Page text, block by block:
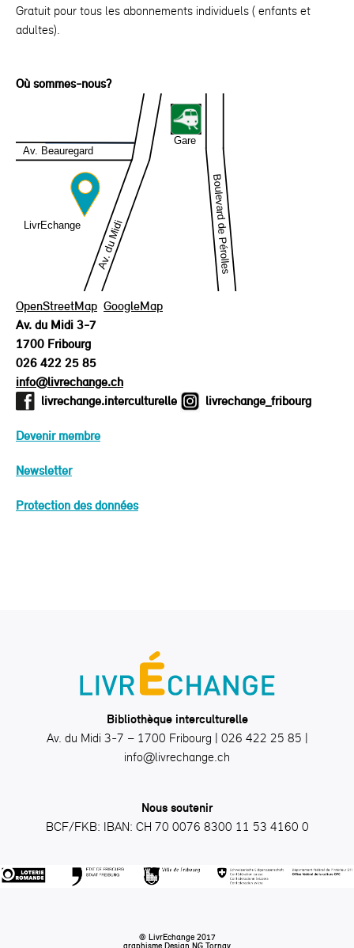
Gratuit pour tous les abonnements individuels ( enfants et
adultes).
Où sommes-nous?
OpenStreetMap GoogleMap
Av. du Midi 3-7
1700 Fribourg
026 422 25 85
info@livrechange.ch
livrechange.interculturelle
livrechange_fribourg
Devenir membre
Newsletter
Protection des données
Bibliothèque interculturelle
Av. du Midi 3-7 – 1700 Fribourg | 026 422 25 85 |
info@livrechange.ch
Nous soutenir
BCF/FKB: IBAN: CH 70 0076 8300 11 53 4160 0
© LivrEchange 2017
graphisme Design NG Tornay